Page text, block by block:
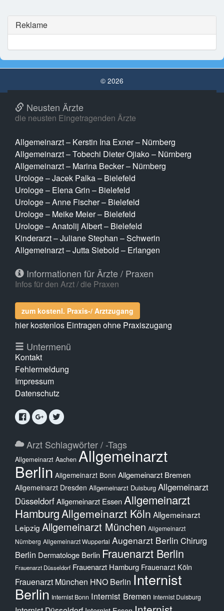
Reklame
© 2026
Neusten Ärzte
die neusten Eingetragenden Ärzte
Allgemeinarzt – Kerstin Ina Exner – Nürnberg
Allgemeinarzt – Tobechi Dieter Ojiako – Nürnberg
Allgemeinarzt – Marina Becker – Nürnberg
Urologe – Jacek Palka – Bielefeld
Urologe – Elena Grin – Bielefeld
Urologe – Anne Fischer – Bielefeld
Urologe – Meike Meier – Bielefeld
Urologe – Anatolij Albert – Bielefeld
Kinderarzt – Juliane Stephan – Schwerin
Allgemeinarzt – Jutta Siebold – Erlangen
Informationen für Ärzte / Praxen
Infos für den Arzt / die Praxen
zum kostenl. Praxis-/ Arztzugang
hier kostenlos Eintragen ohne Praxiszugang
Untermenü
Kontakt
Fehlermeldung
Impressum
Datenschutz
Arzt Schlagwörter / -Tags
Allgemeinarzt Aachen Allgemeinarzt
Berlin Allgemeinarzt Bonn Allgemeinarzt Bremen
Allgemeinarzt Dresden Allgemeinarzt Duisburg Allgemeinarzt
DüsseldorfAllgemeinarzt Essen Allgemeinarzt
HamburgAllgemeinarzt Köln Allgemeinarzt
Leipzig Allgemeinarzt München Allgemeinarzt
Nürnberg Allgemeinarzt Wuppertal Augenarzt Berlin Chirurg
Berlin Dermatologe Berlin Frauenarzt Berlin
Frauenarzt Düsseldorf Frauenarzt Hamburg Frauenarzt Köln
Frauenarzt München HNO Berlin Internist
Berlin Internist Bonn Internist Bremen Internist Duisburg